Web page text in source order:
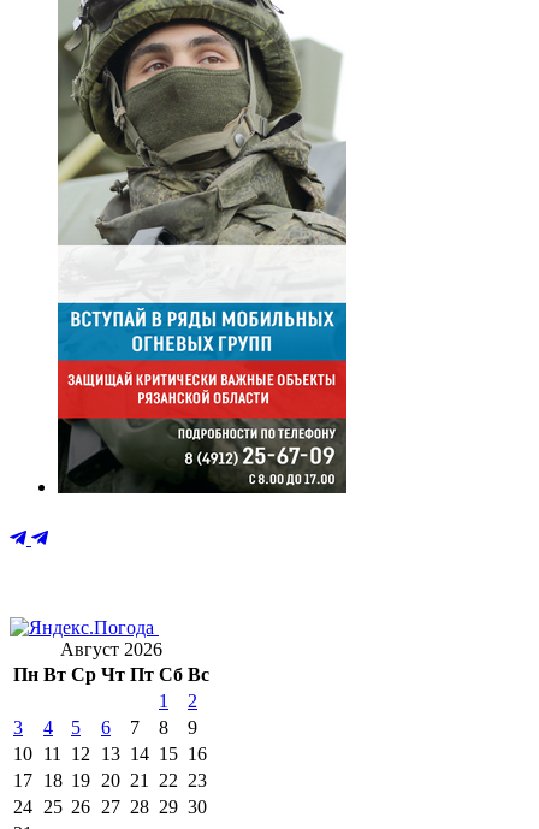
Август 2026
Пн Вт Ср Чт Пт Сб Вс
1
2
3
4 5 6 7 8
9
10 11 12 13 14 15 16
17 18 19 20 21 22 23
24 25 26 27 28 29 30